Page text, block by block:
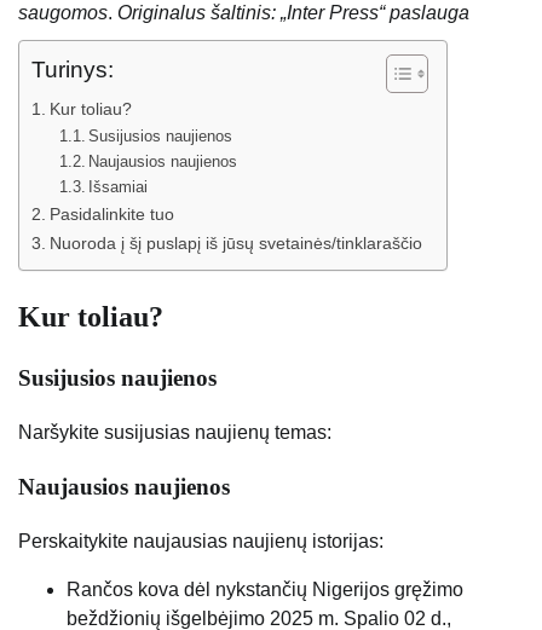
saugomos. Originalus šaltinis: „Inter Press“ paslauga
Turinys:
Kur toliau?
Susijusios naujienos
Naujausios naujienos
Išsamiai
Pasidalinkite tuo
Nuoroda į šį puslapį iš jūsų svetainės/tinklaraščio
Kur toliau?
Susijusios naujienos
Naršykite susijusias naujienų temas:
Naujausios naujienos
Perskaitykite naujausias naujienų istorijas:
Rančos kova dėl nykstančių Nigerijos gręžimo
beždžionių išgelbėjimo 2025 m. Spalio 02 d.,